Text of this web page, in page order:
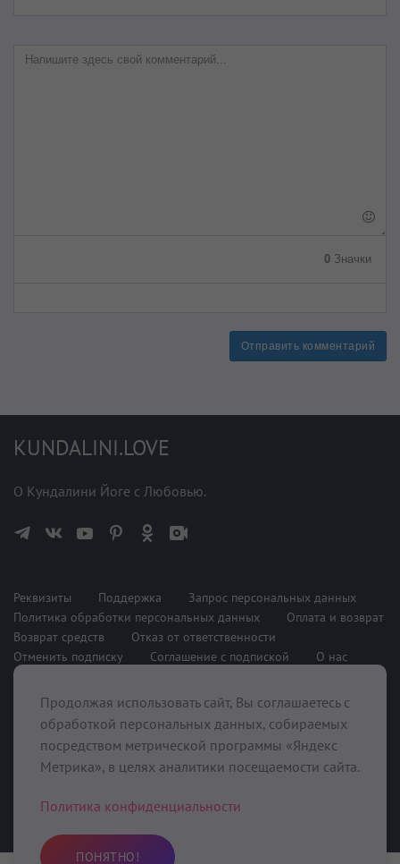
0 Значки
Отправить комментарий
KUNDALINI.LOVE
О Кундалини Йоге с Любовью.
Реквизиты Поддержка
Запрос персональных данных
Политика обработки персональных данных
Оплата и возврат
Возврат средств
Отказ от ответственности
Отменить подписку
Соглашение с подпиской О нас
При поддержке
Продолжая использовать сайт, Вы соглашаетесь с
обработкой персональных данных, собираемых
посредством метрической программы «Яндекс
Метрика», в целях аналитики посещаемости сайта.
Политика конфиденциальности
ПОНЯТНО!